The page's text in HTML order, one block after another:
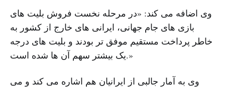
وی اضافه می کند: «در مرحله نخست فروش بلیت های
بازی های جام جهانی، ایرانی های خارج از کشور به
خاطر پرداخت مستقیم موفق تر بودند و بلیت های درجه
یک بیشتر سهم آن ها شده است.»
وی به آمار جالبی از ایرانیان هم اشاره می کند و می